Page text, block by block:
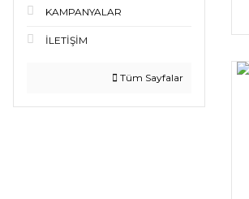
KAMPANYALAR
İLETİŞİM
Tüm Sayfalar